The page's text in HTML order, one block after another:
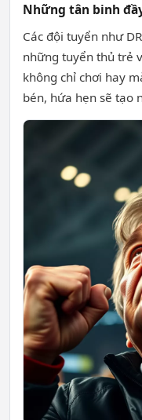
Những tân binh
Các đội tuyển như
những tuyển thủ trẻ
không chỉ chơi hay
bén, hứa hẹn sẽ tạo